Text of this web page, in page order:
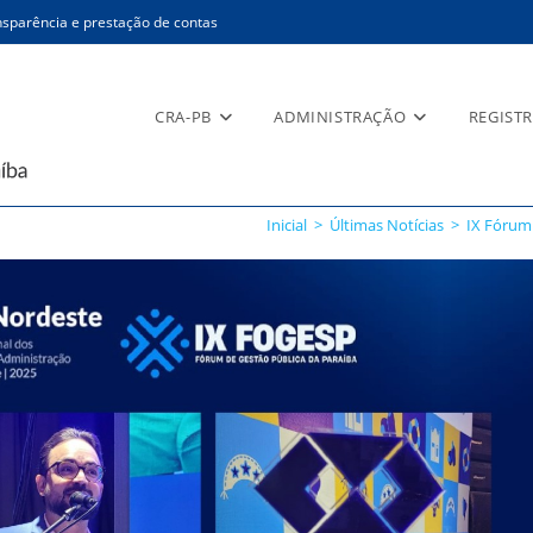
e prestação de contas
CRA-PB ADMINISTRAÇÃO
Inicial > Últimas Notícias > IX